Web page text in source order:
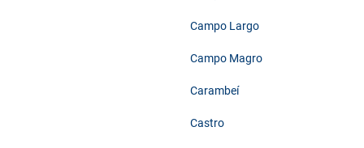
Campo Largo
Campo Magro
Carambeí
Castro